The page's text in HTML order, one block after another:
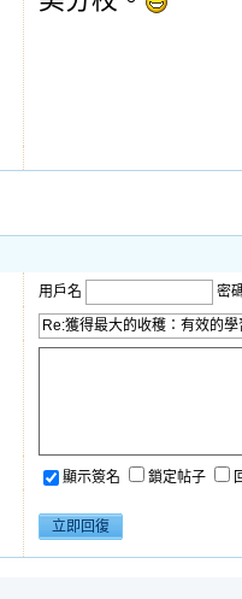
用戶名
密
顯示簽名 鎖定帖子